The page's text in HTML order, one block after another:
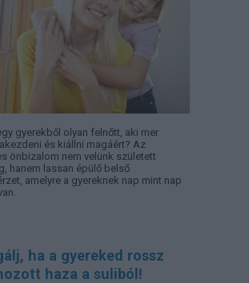
gyerekből olyan felnőtt, aki mer
és kiállni magáért? Az
önbizalom nem velünk született
hanem lassan épülő belső
amelyre a gyereknek nap mint nap
ha a gyereked rossz
haza a suliból!